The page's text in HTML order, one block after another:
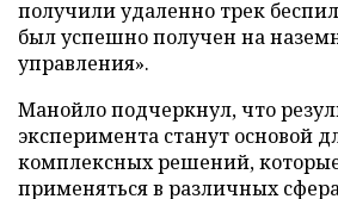
получили удаленно трек
был успешно получен на
управления».
Манойло подчеркнул, что
эксперимента станут основой
комплексных решений,
применяться в различных